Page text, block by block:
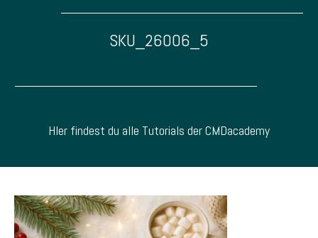
SKU_26006_5
HIer findest du alle Tutorials der CMDacademy